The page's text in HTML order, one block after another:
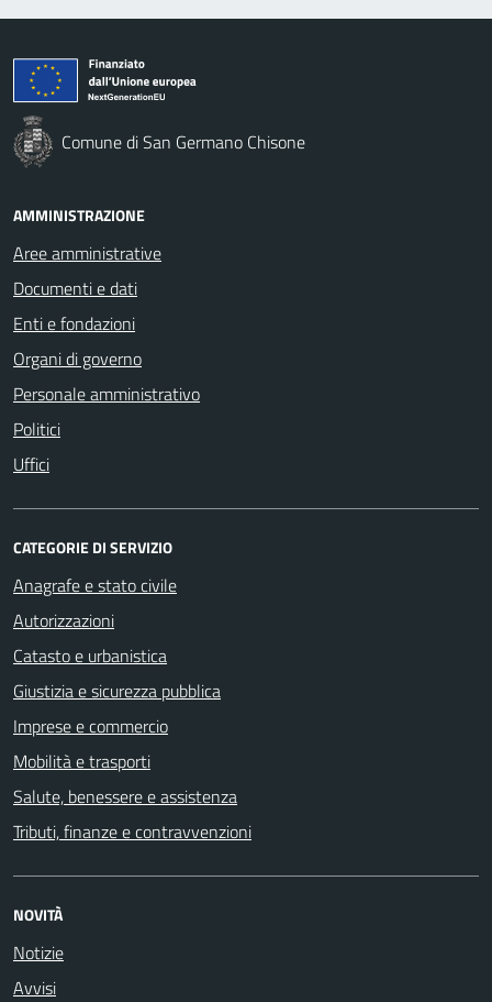
Comune di San Germano Chisone
AMMINISTRAZIONE
Aree amministrative
Documenti e dati
Enti e fondazioni
Organi di governo
Personale amministrativo
Politici
Uffici
CATEGORIE DI SERVIZIO
Anagrafe e stato civile
Autorizzazioni
Catasto e urbanistica
Giustizia e sicurezza pubblica
Imprese e commercio
Mobilità e trasporti
Salute, benessere e assistenza
Tributi, finanze e contravvenzioni
NOVITÀ
Notizie
Avvisi